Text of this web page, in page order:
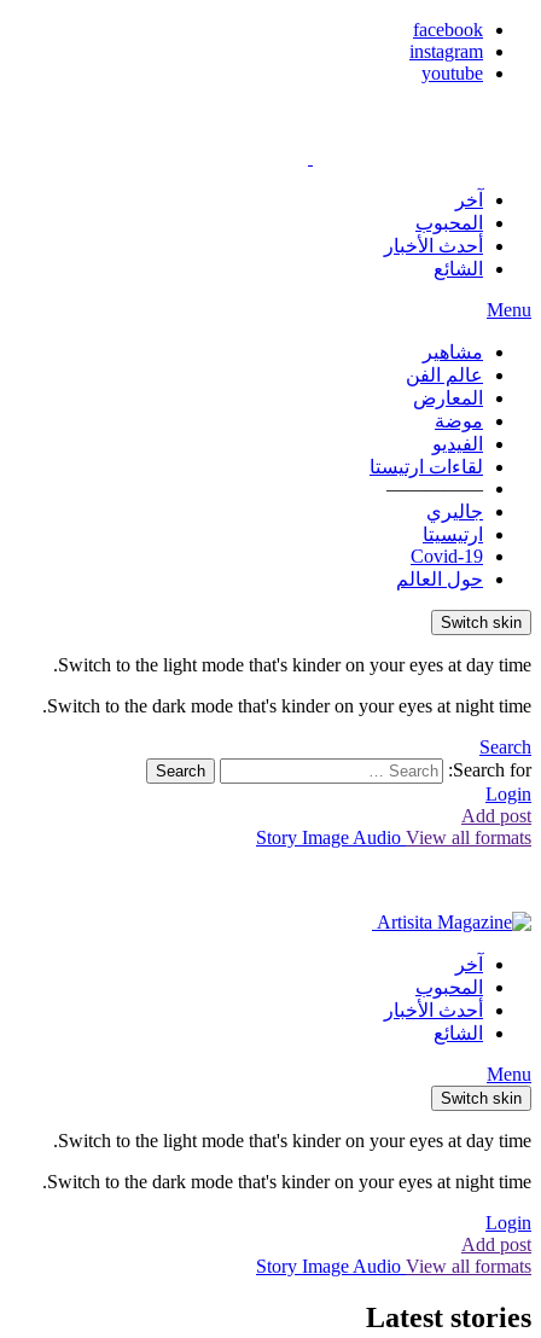
facebook
instagram
youtube
آخر
المحبوب
أحدث الأخبار
الشائع
Menu
مشاهير
عالم الفن
المعارض
موضة
الفيديو
لقاءات ارتيستا
—————
جاليري
ارتيسيتا
Covid-19
حول العالم
Switch skin
Switch to the light mode that's kinder on your eyes at day time.
Switch to the dark mode that's kinder on your eyes at night time.
Search
Search for:
Search
Login
Add post
Story Image Audio View all formats
آخر
المحبوب
أحدث الأخبار
الشائع
Menu
Switch skin
Switch to the light mode that's kinder on your eyes at day time.
Switch to the dark mode that's kinder on your eyes at night time.
Login
Add post
Story Image Audio View all formats
Latest stories